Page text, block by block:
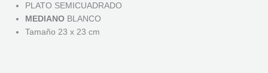
PLATO SEMICUADRADO
MEDIANO BLANCO
Tamaño 23 x 23 cm